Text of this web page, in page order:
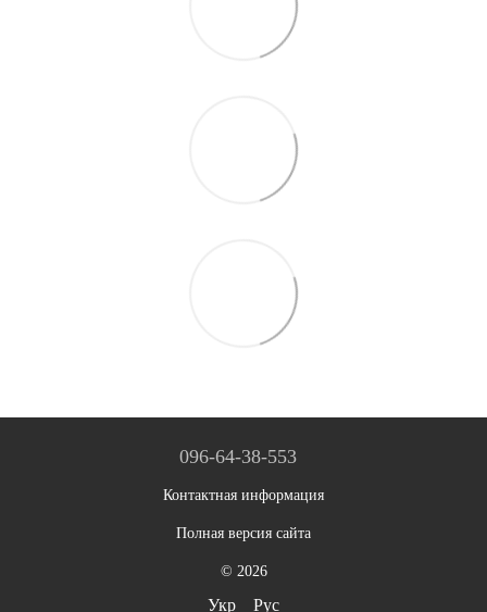
096-64-38-553
Контактная информация
Полная версия сайта
© 2026
Укр Рус